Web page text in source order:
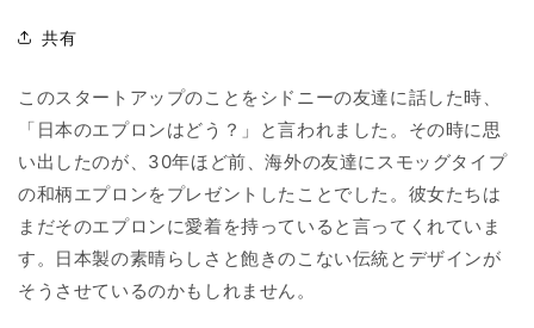
共有
このスタートアップのことをシドニーの友達に話した時、
「日本のエプロンはどう？」と言われました。その時に思
い出したのが、30年ほど前、海外の友達にスモッグタイプ
の和柄エプロンをプレゼントしたことでした。彼女たちは
まだそのエプロンに愛着を持っていると言ってくれていま
す。日本製の素晴らしさと飽きのこない伝統とデザインが
そうさせているのかもしれません。